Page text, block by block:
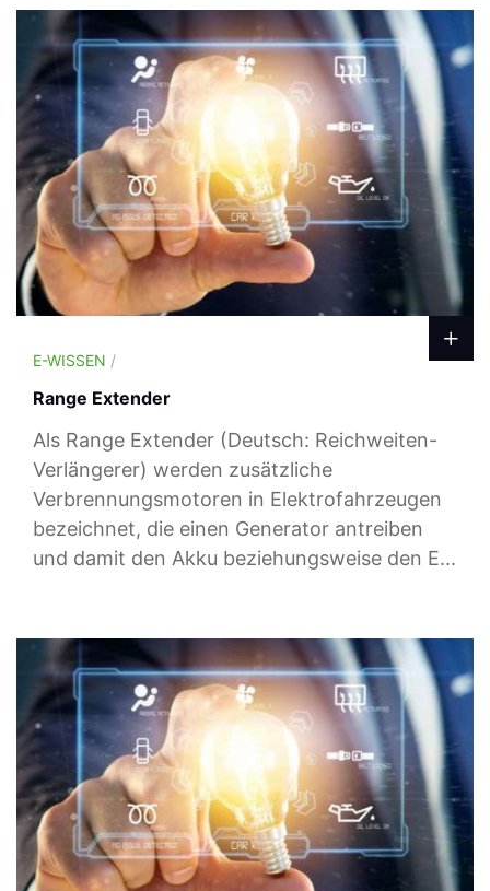
E-WISSEN /
Range Extender
Als Range Extender (Deutsch: Reichweiten-
Verlängerer) werden zusätzliche
Verbrennungsmotoren in Elektrofahrzeugen
bezeichnet, die einen Generator antreiben
und damit den Akku beziehungsweise den E...